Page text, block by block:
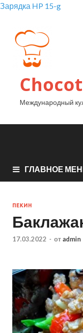
Зарядка HP 15-g
Международный
ГЛАВНОЕ
ПЕКИН
17.03.2022 - от admin